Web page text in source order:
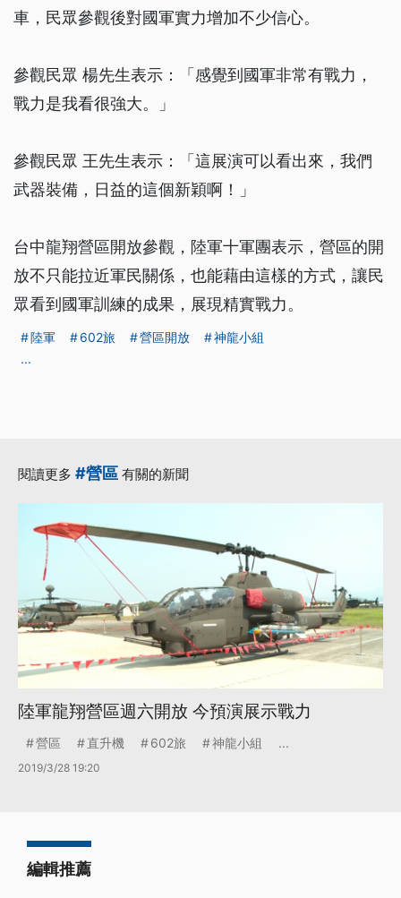
車，民眾參觀後對國軍實力增加不少信心。
參觀民眾 楊先生表示：「感覺到國軍非常有戰力，
戰力是我看很強大。」
參觀民眾 王先生表示：「這展演可以看出來，我們
武器裝備，日益的這個新穎啊！」
台中龍翔營區開放參觀，陸軍十軍團表示，營區的開
放不只能拉近軍民關係，也能藉由這樣的方式，讓民
眾看到國軍訓練的成果，展現精實戰力。
陸軍 602旅 營區開放
神龍小組
...
閱讀更多 #營區 有關的新聞
陸軍龍翔營區週六開放 今預演展示戰力
營區 直升機 602旅 神龍小組 ...
2019/3/28 19:20
編輯推薦